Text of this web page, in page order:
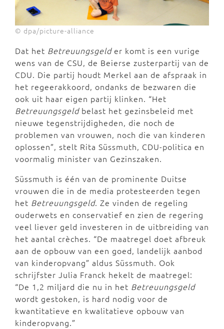
© dpa/picture-alliance
Dat het Betreuungsgelder komt is een vurige
wens van de CSU, de Beierse zusterpartij van de
CDU. Die partij houdt Merkel aan de afspraak in
het regeerakkoord, ondanks de bezwaren die
ook uit haar eigen partij klinken. “Het
Betreuungsgeldbelast het gezinsbeleid met
nieuwe tegenstrijdigheden, die noch de
problemen van vrouwen, noch die van kinderen
oplossen”, stelt Rita Süssmuth, CDU-politica en
voormalig minister van Gezinszaken.
Süssmuth is één van de prominente Duitse
vrouwen die in de media protesteerden tegen
het Betreuungsgeld. Ze vinden de regeling
ouderwets en conservatief en zien de regering
veel liever geld investeren in de uitbreiding van
het aantal crèches. “De maatregel doet afbreuk
aan de opbouw van een goed, landelijk aanbod
van kinderopvang” aldus Süssmuth. Ook
schrijfster Julia Franck hekelt de maatregel:
“De 1,2 miljard die nu in het Betreuungsgeld
wordt gestoken, is hard nodig voor de
kwantitatieve en kwalitatieve opbouw van
kinderopvang.”